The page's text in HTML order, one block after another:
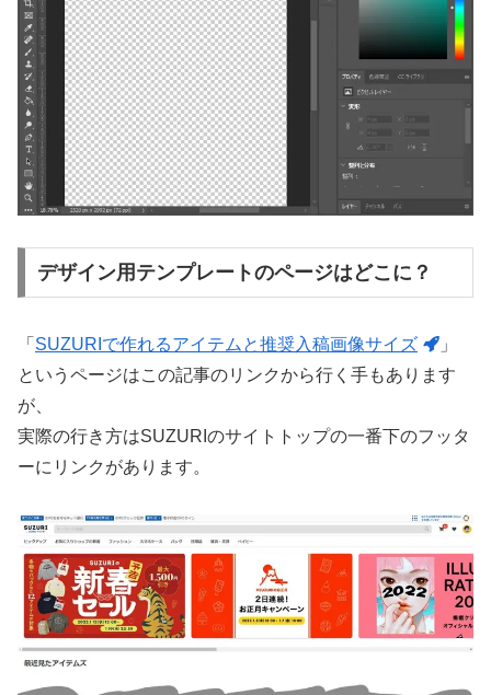
デザイン用テンプレートのページはどこに？
「 SUZURIで作れるアイテムと推奨入稿画像サイズ
」
というページはこの記事のリンクから行く手もあります
が、
実際の行き方はSUZURIのサイトトップの一番下のフッタ
ーにリンクがあります。